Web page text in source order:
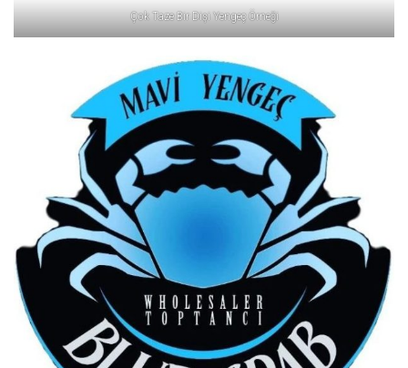
Çok Taze Bir Dişi Yengeç Örneği